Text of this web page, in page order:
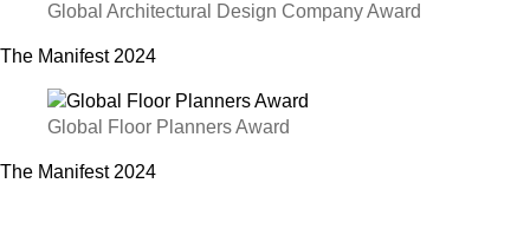
Global Architectural Design Company Award
The Manifest2024
Global Floor Planners Award
The Manifest2024